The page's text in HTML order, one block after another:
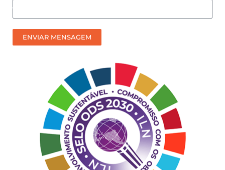
Como
prefere
receber
nosso
ENVIAR MENSAGEM